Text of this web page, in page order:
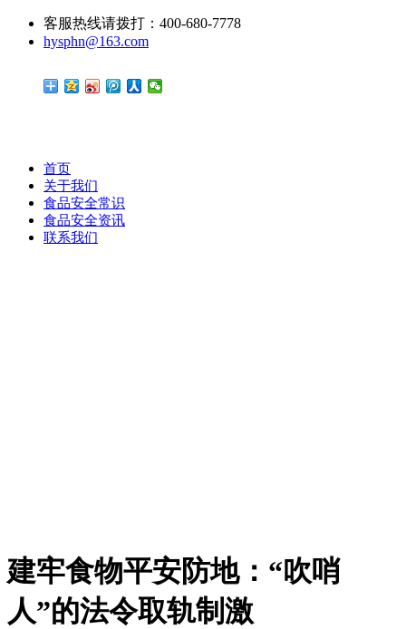
客服热线请拨打：400-680-7778
hysphn@163.com
首页
关于我们
食品安全常识
食品安全资讯
联系我们
建牢食物平安防地：“吹哨
人”的法令取轨制激